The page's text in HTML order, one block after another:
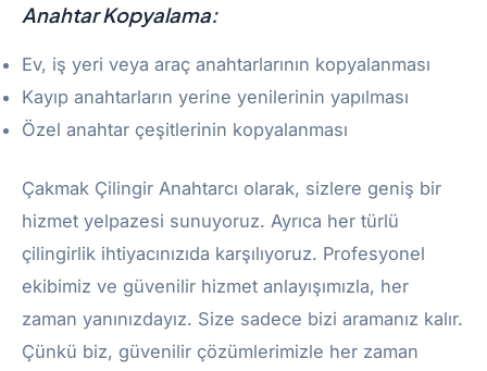
Anahtar Kopyalama:
Ev, iş yeri veya araç anahtarlarının kopyalanması
Kayıp anahtarların yerine yenilerinin yapılması
Özel anahtar çeşitlerinin kopyalanması
Çakmak Çilingir Anahtarcı olarak, sizlere geniş bir
hizmet yelpazesi sunuyoruz. Ayrıca her türlü
çilingirlik ihtiyacınızıda karşılıyoruz. Profesyonel
ekibimiz ve güvenilir hizmet anlayışımızla, her
zaman yanınızdayız. Size sadece bizi aramanız kalır.
Çünkü biz, güvenilir çözümlerimizle her zaman